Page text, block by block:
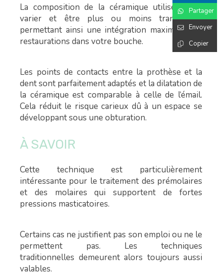
La composition de la céramique utilisée peut
varier et être plus ou moins translucide,
permettant ainsi une intégration maximale des
restaurations dans votre bouche.
Les points de contacts entre la prothèse et la
dent sont parfaitement adaptés et la dilatation de
la céramique est comparable à celle de l‘émail.
Cela réduit le risque carieux dû à un espace se
développant sous une obturation.
À SAVOIR
Cette technique est particulièrement
intéressante pour le traitement des prémolaires
et des molaires qui supportent de fortes
pressions masticatoires.
Certains cas ne justifient pas son emploi ou ne le
permettent pas. Les techniques
traditionnelles demeurent alors toujours aussi
valables.
Partager
Envoyer
Copier